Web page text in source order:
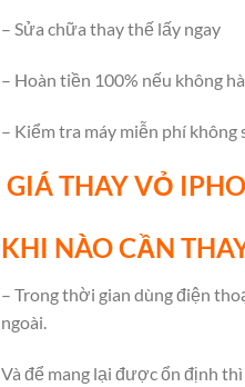
– Sửa chữa thay thế lấy ngay
– Hoàn tiền 100% nếu không
– Kiểm tra máy miễn phí không
GIÁ THAY VỎ
KHI NÀO CẦN
– Trong thời gian dùng điện
ngoài.
Và để mang lại được ổn định